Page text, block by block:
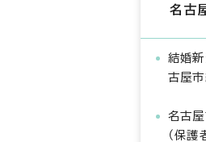
名古
結婚
古屋
名古
（保護